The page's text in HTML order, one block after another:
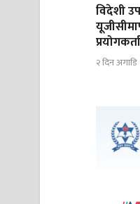
विदेशी
२ दिन अगाडि